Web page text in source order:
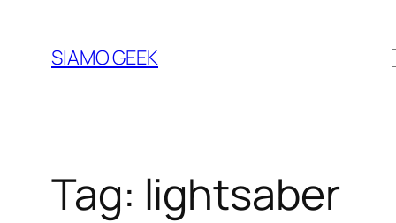
contenuto
SIAMO GEEK
Tag: lightsaber